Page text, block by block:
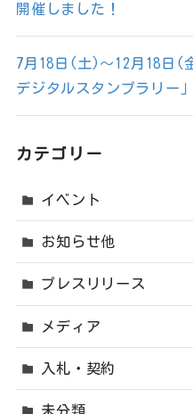
開催しました！
7月18日(土)～12月18日(
デジタルスタンプラリー
カテゴリー
イベント
お知らせ他
プレスリリース
メディア
入札・契約
未分類